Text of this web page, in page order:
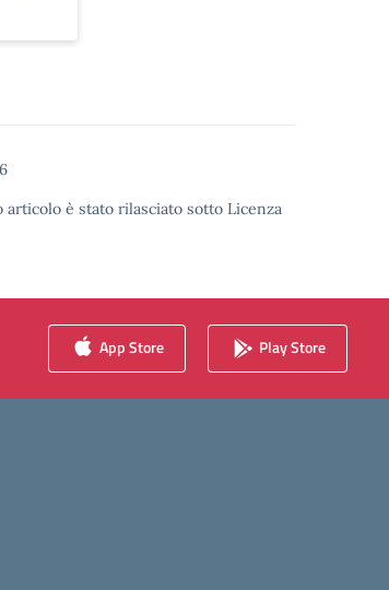
è stato rilasciato sotto Licenza
App Store Play Store